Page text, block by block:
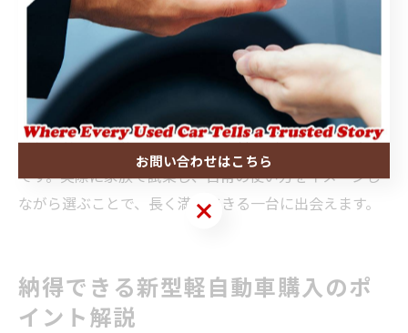
成やライフスタイルをヒアリングしながら最適なモデル
提案を行っているため、具体的な要望をしっかり伝えま
しょう。
購入後の後悔を防ぐためにも、事前に家族全員の用途や
希望を整理し、複数のモデルを比較検討することが大切
です。実際に家族で試乗し、日常の使い方をイメージし
ながら選ぶことで、長く満足できる一台に出会えます。
納得できる新型軽自動車購入のポ
イント解説
お問い合わせはこちら
お問い合わせはこちら